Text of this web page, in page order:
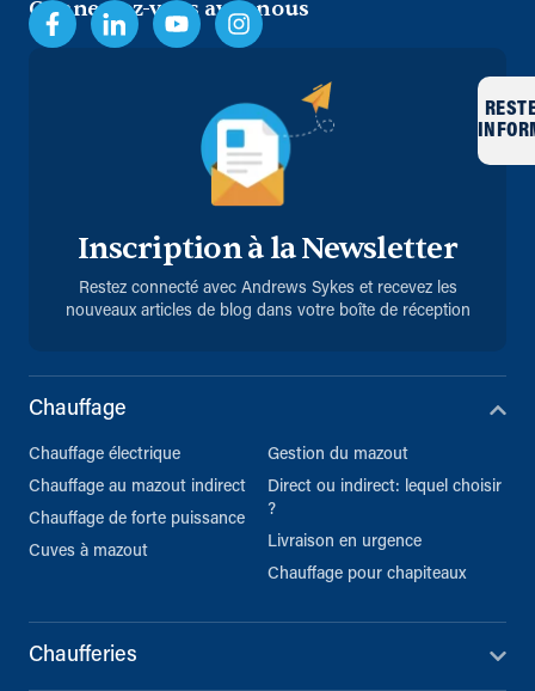
Connectez-vous avec nous
Inscription à la Newsletter
Restez connecté avec Andrews Sykes et recevez les
nouveaux articles de blog dans votre boîte de réception
Chauffage
Chauffage électrique
Chauffage au mazout indirect
Chauffage de forte puissance
Cuves à mazout
Gestion du mazout
Direct ou indirect: lequel choisir
?
Livraison en urgence
Chauffage pour chapiteaux
Chaufferies